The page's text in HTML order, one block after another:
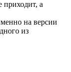
приходит, а
на версии
из